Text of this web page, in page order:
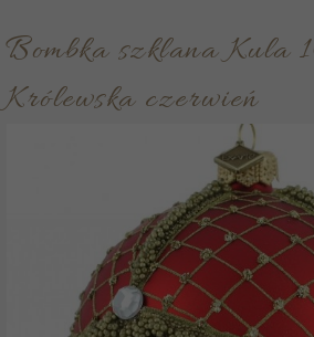
Bombka szklana Kula 10cm -
Królewska czerwień